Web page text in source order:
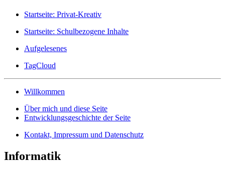
Startseite: Privat-Kreativ
Startseite: Schulbezogene Inhalte
Aufgelesenes
TagCloud
Willkommen
Über mich und diese Seite
Entwicklungsgeschichte der Seite
Kontakt, Impressum und Datenschutz
Informatik